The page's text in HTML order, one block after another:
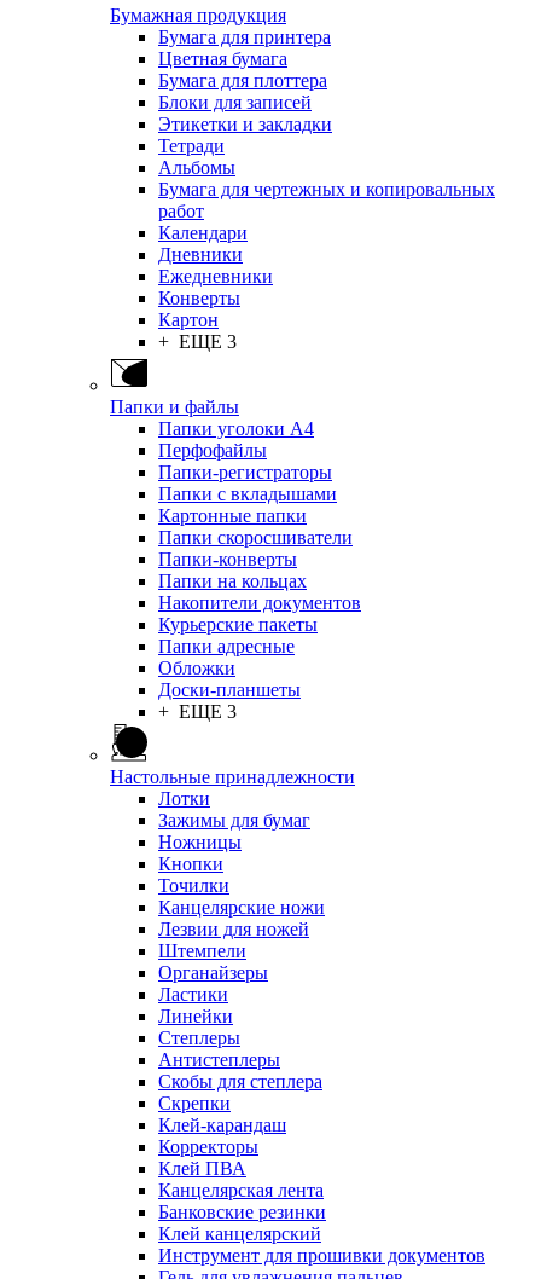
Бумажная продукция
Бумага для принтера
Цветная бумага
Бумага для плоттера
Блоки для записей
Этикетки и закладки
Тетради
Альбомы
Бумага для чертежных и копировальных
работ
Календари
Дневники
Ежедневники
Конверты
Картон
+ ЕЩЕ 3
Папки и файлы
Папки уголоки А4
Перфофайлы
Папки-регистраторы
Папки с вкладышами
Картонные папки
Папки скоросшиватели
Папки-конверты
Папки на кольцах
Накопители документов
Курьерские пакеты
Папки адресные
Обложки
Доски-планшеты
+ ЕЩЕ 3
Настольные принадлежности
Лотки
Зажимы для бумаг
Ножницы
Кнопки
Точилки
Канцелярские ножи
Лезвии для ножей
Штемпели
Органайзеры
Ластики
Линейки
Степлеры
Антистеплеры
Скобы для степлера
Скрепки
Клей-карандаш
Корректоры
Клей ПВА
Канцелярская лента
Банковские резинки
Клей канцелярский
Инструмент для прошивки документов